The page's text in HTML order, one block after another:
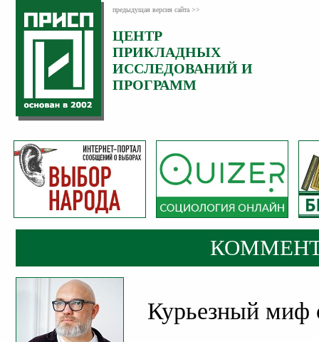
предыдущая версия сайта >>
ЦЕНТР
ПРИКЛАДНЫХ
ИССЛЕДОВАНИЙ И
ПРОГРАММ
Курьезный миф
Категория:
Комментарии